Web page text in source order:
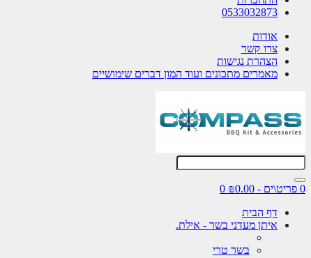
0533032873
אודות
צרו קשר
הצהרת נגישות
מאמרים מתכונים ועוד המון דברים שימושיים
0 פריט\ים - ₪0.00
0
דף הבית
איתן מעדני בשר - אילת.
בשר טרי